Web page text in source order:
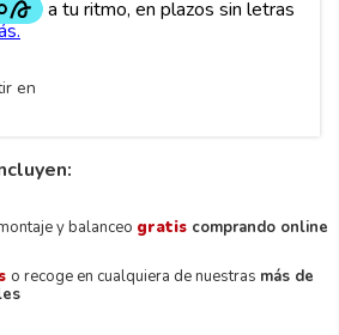
en
y balanceo gratis comprando online
o recoge en cualquiera de nuestras más de